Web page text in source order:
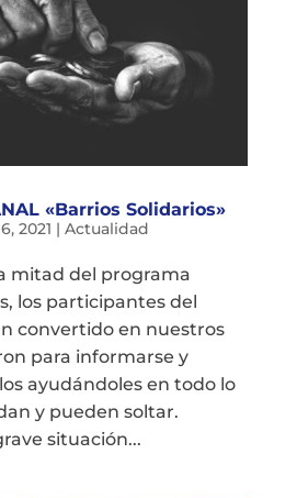
«Barrios Solidarios»
2021 | Actualidad
mitad del programa
los participantes del
convertido en nuestros
para informarse y
ayudándoles en todo lo
y pueden soltar.
situación...